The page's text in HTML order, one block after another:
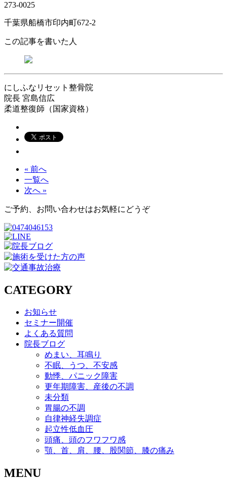
273-0025
千葉県船橋市印内町672-2
この記事を書いた人
にしふなリセット整骨院
院長 宮島信広
柔道整復師（国家資格）
« 前へ
一覧へ
次へ »
ご予約、お問い合わせはお気軽にどうぞ
CATEGORY
お知らせ
セミナー開催
よくある質問
院長ブログ
めまい、耳鳴り
不眠、うつ、不安感
動悸、パニック障害
更年期障害、産後の不調
未分類
胃腸の不調
自律神経失調症
起立性低血圧
頭痛、頭のフワフワ感
顎、首、肩、腰、股関節、膝の痛み
MENU